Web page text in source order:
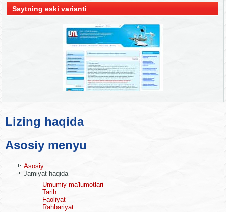
Saytning eski varianti
Lizing haqida
Asosiy menyu
Asosiy
Jamiyat haqida
Umumiy ma'lumotlari
Tarih
Faoliyat
Rahbariyat